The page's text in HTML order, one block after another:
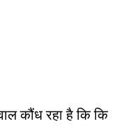
कौंध रहा है कि कि